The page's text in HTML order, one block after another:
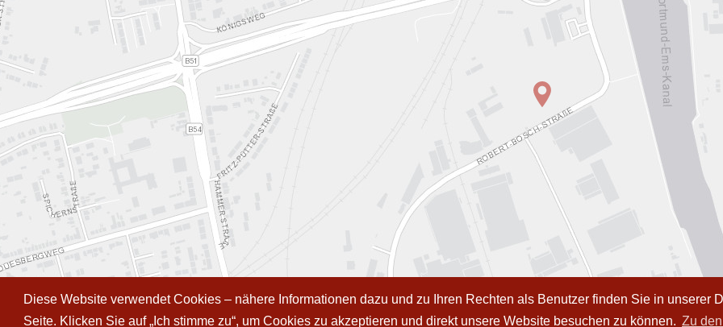
Diese Website verwendet Cookies – nähere Informationen dazu und zu Ihren Rechten als Benutzer finden Sie in unserer
Seite. Klicken Sie auf „Ich stimme zu“, um Cookies zu akzeptieren und direkt unsere Website besuchen zu können. Zu